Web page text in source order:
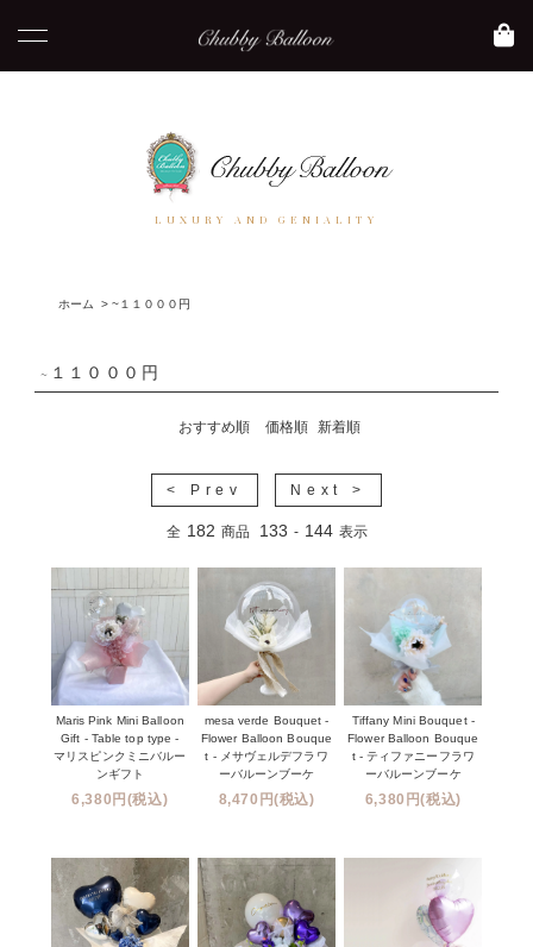
LUXURY AND GENIALITY
ホーム >~１１０００円
~１１０００円
おすすめ順 価格順 新着順
< Prev Next >
全 182 商品 133 - 144 表示
Maris Pink Mini Balloon
Gift - Table top type -
マリスピンクミニバルー
ンギフト
6,380円(税込)
mesa verde Bouquet -
Flower Balloon Bouque
t - メサヴェルデフラワ
ーバルーンブーケ
8,470円(税込)
Tiffany Mini Bouquet -
Flower Balloon Bouque
t - ティファニーフラワ
ーバルーンブーケ
6,380円(税込)